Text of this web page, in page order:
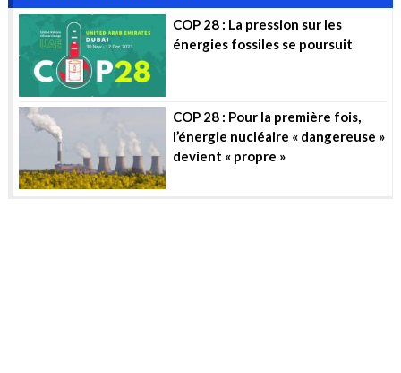
COP 28 : La pression sur les
énergies fossiles se poursuit
COP 28 : Pour la première fois,
l’énergie nucléaire « dangereuse »
devient « propre »